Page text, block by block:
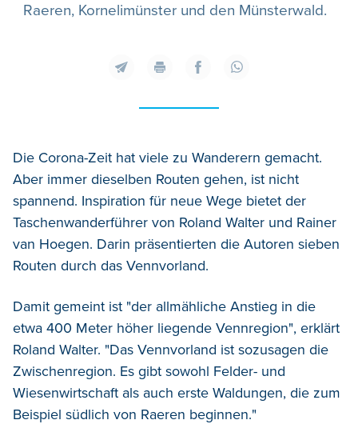
Raeren, Kornelimünster und den Münsterwald.
Die Corona-Zeit hat viele zu Wanderern gemacht.
Aber immer dieselben Routen gehen, ist nicht
spannend. Inspiration für neue Wege bietet der
Taschenwanderführer von Roland Walter und Rainer
van Hoegen. Darin präsentierten die Autoren sieben
Routen durch das Vennvorland.
Damit gemeint ist "der allmähliche Anstieg in die
etwa 400 Meter höher liegende Vennregion", erklärt
Roland Walter. "Das Vennvorland ist sozusagen die
Zwischenregion. Es gibt sowohl Felder- und
Wiesenwirtschaft als auch erste Waldungen, die zum
Beispiel südlich von Raeren beginnen."